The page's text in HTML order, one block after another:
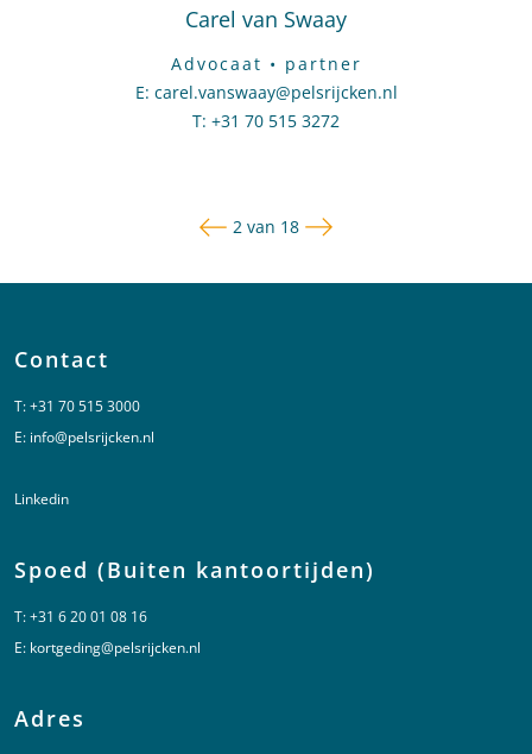
Carel van Swaay
Advocaat • partner
E: Stuur een e-mail naar Carel van Swaay
carel.vanswaay@pelsrijcken.nl
T: Bel naar Carel van Swaay
+31 70 515 3272
Vorige pagina Pagina
2 van 18 Volgende pagina
Contact
T:+31 70 515 3000
E: info@pelsrijcken.nl
Linkedin
Spoed (Buiten kantoortijden)
T:+31 6 20 01 08 16
E: kortgeding@pelsrijcken.nl
Adres